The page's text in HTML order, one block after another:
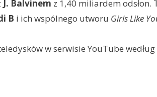
J. Balvinem z 1,40 miliardem odsłon.
B i ich wspólnego utworu Girls Like
w serwisie YouTube